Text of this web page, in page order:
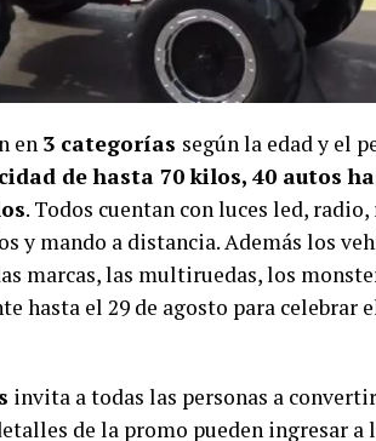
en 3 categorías según la edad y el
de hasta 70 kilos, 40 autos
. Todos cuentan con luces led,
y mando a distancia. Además los
marcas, las multiruedas, los
hasta el 29 de agosto para celebrar
invita a todas las personas a
de la promo pueden ingresar a